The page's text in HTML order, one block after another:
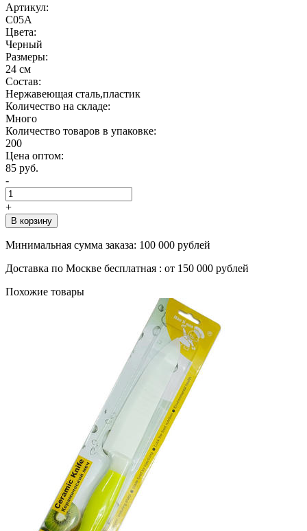
Артикул:
C05A
Цвета:
Черный
Размеры:
24 см
Состав:
Нержавеющая сталь,пластик
Количество на складе:
Много
Количество товаров в упаковке:
200
Цена оптом:
85 руб.
-
+
В корзину
Минимальная сумма заказа: 100 000 рублей
Доставка по Москве бесплатная : от 150 000 рублей
Похожие товары